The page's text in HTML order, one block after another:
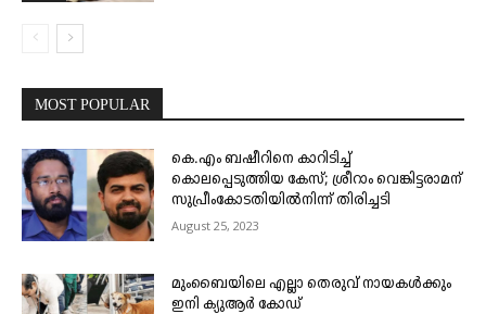
MOST POPULAR
കെ.എം ബഷീറിനെ കാറിടിച്ച്
കൊലപ്പെടുത്തിയ കേസ്; ശ്രീറാം വെങ്കിട്ടരാമന്
സുപ്രീംകോടതിയിൽനിന്ന് തിരിച്ചടി
August 25, 2023
മുംബൈയിലെ എല്ലാ തെരുവ് നായകൾക്കും
ഇനി ക്യുആർ കോഡ്